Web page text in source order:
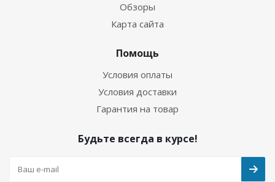
Обзоры
Карта сайта
Помощь
Условия оплаты
Условия доставки
Гарантия на товар
Будьте всегда в курсе!